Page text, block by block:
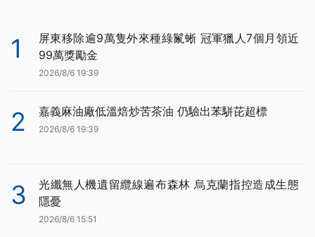
1
屏東移除逾9萬隻外來種綠鬣蜥 冠軍獵人7個月領近
99萬獎勵金
2026/8/6 19:39
2 嘉義麻油廠低溫焙炒苦茶油 仍驗出苯駢芘超標
2026/8/6 19:39
3
光纖無人機遺留纜線遍布森林 烏克蘭指控造成生態
隱憂
2026/8/6 15:51